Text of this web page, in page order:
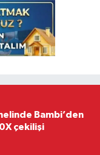
Bambi’den
çekilişi